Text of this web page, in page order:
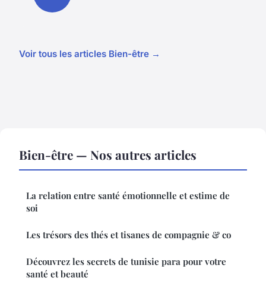
Voir tous les articles Bien-être →
Bien-être — Nos autres articles
La relation entre santé émotionnelle et estime de
soi
Les trésors des thés et tisanes de compagnie & co
Découvrez les secrets de tunisie para pour votre
santé et beauté